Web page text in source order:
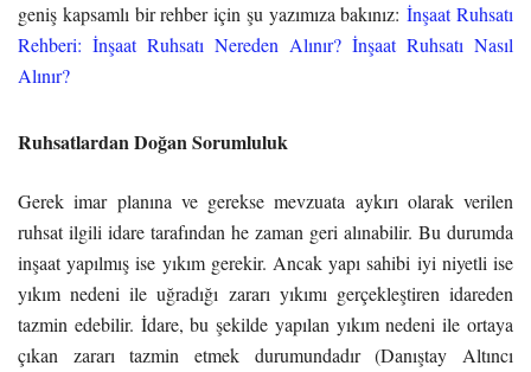
geniş kapsamlı bir rehber için şu yazımıza bakınız: İnşaat Ruhsatı
Rehberi: İnşaat Ruhsatı Nereden Alınır? İnşaat Ruhsatı Nasıl
Alınır?
Ruhsatlardan Doğan Sorumluluk
Gerek imar planına ve gerekse mevzuata aykırı olarak verilen
ruhsat ilgili idare tarafından he zaman geri alınabilir. Bu durumda
inşaat yapılmış ise yıkım gerekir. Ancak yapı sahibi iyi niyetli ise
yıkım nedeni ile uğradığı zararı yıkımı gerçekleştiren idareden
tazmin edebilir. İdare, bu şekilde yapılan yıkım nedeni ile ortaya
çıkan zararı tazmin etmek durumundadır (Danıştay Altıncı